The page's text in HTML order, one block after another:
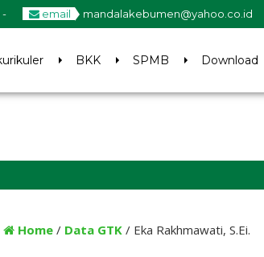
- email mandalakebumen@yahoo.co.id
BKK SPMB Download
Home/ Data GTK/ Eka Rakhmawati, S.Ei.